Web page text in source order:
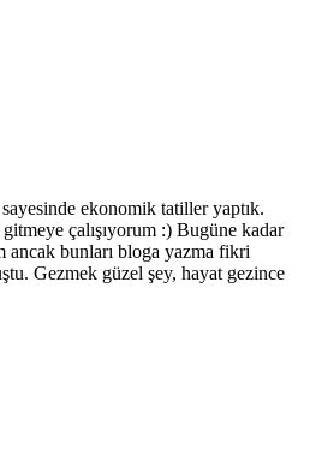
ekonomik tatiller yaptık.
çalışıyorum :) Bugüne kadar
ancak bunları bloga yazma fikri
Gezmek güzel şey, hayat gezince